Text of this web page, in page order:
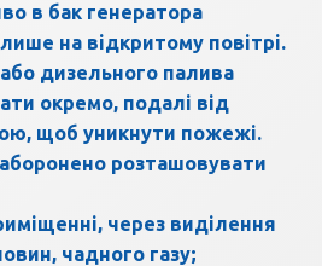
в бак генератора
на відкритому повітрі.
дизельного палива
окремо, подалі від
щоб уникнути пожежі.
розташовувати
через виділення
чадного газу;